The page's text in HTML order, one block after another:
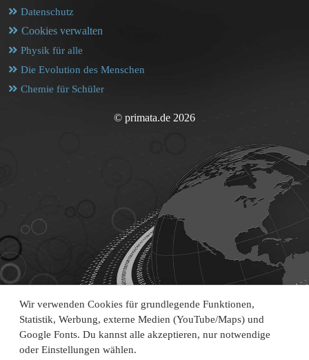
Wir verwenden Cookies für grundlegende Funktionen,
Statistik, Werbung, externe Medien (YouTube/Maps) und
Google Fonts. Du kannst alle akzeptieren, nur notwendige
oder Einstellungen wählen.
Datenschutz
Cookies verwalten
Physik für alle
Die Evolution des Menschen
Chemie für Schüler
© primata.de 2026